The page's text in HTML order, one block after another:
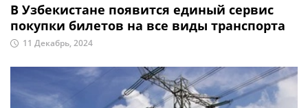
В Узбекистане появится единый сервис
покупки билетов на все виды транспорта
11 Декабрь, 2024